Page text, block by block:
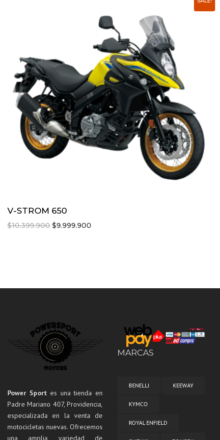
V-STROM 650
$10.399.900 Original
$9.999.900
Power Sport es una tienda en
Padre Mariano 407, Providencia,
especializada en la venta de
motocicletas nuevas. Ofrecemos
una amplia variedad de
MARCAS
BENELLI KEEWAY
KYMCO
ROYAL ENFIELD